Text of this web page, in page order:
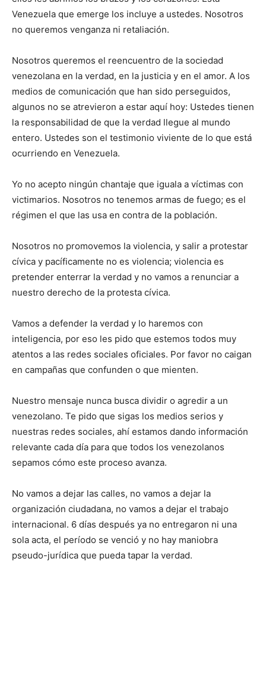
Venezuela que emerge los incluye a ustedes. Nosotros
no queremos venganza ni retaliación.
Nosotros queremos el reencuentro de la sociedad
venezolana en la verdad, en la justicia y en el amor. A los
medios de comunicación que han sido perseguidos,
algunos no se atrevieron a estar aquí hoy: Ustedes tienen
la responsabilidad de que la verdad llegue al mundo
entero. Ustedes son el testimonio viviente de lo que está
ocurriendo en Venezuela.
Yo no acepto ningún chantaje que iguala a víctimas con
victimarios. Nosotros no tenemos armas de fuego; es el
régimen el que las usa en contra de la población.
Nosotros no promovemos la violencia, y salir a protestar
cívica y pacíficamente no es violencia; violencia es
pretender enterrar la verdad y no vamos a renunciar a
nuestro derecho de la protesta cívica.
Vamos a defender la verdad y lo haremos con
inteligencia, por eso les pido que estemos todos muy
atentos a las redes sociales oficiales. Por favor no caigan
en campañas que confunden o que mienten.
Nuestro mensaje nunca busca dividir o agredir a un
venezolano. Te pido que sigas los medios serios y
nuestras redes sociales, ahí estamos dando información
relevante cada día para que todos los venezolanos
sepamos cómo este proceso avanza.
No vamos a dejar las calles, no vamos a dejar la
organización ciudadana, no vamos a dejar el trabajo
internacional. 6 días después ya no entregaron ni una
sola acta, el período se venció y no hay maniobra
pseudo-jurídica que pueda tapar la verdad.